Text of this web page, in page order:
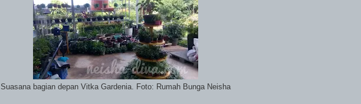
Suasana bagian depan Vitka Gardenia. Foto: Rumah Bunga Neisha